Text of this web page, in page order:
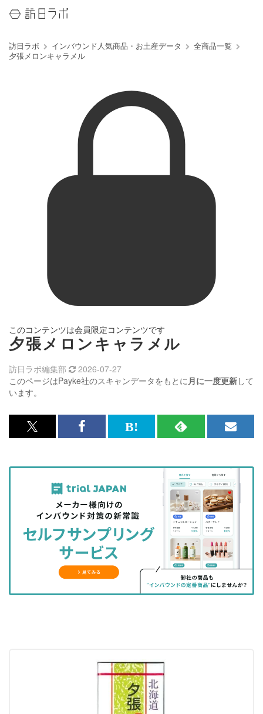
訪日ラボ インバウンド人気商品・お土産データ
全商品一覧
夕張メロンキャラメル
このコンテンツは会員限定コンテンツです
夕張メロンキャラメル
このページはPayke社のスキャンデータをもとに月に一度更新して
います。
訪日ラボ編集部 2026-07-27
x<br>
記
を
シ
ェ
る
Facebook<br>
記
事
を
シ
ェ
ア
す
る
は
な
ッ
ク
マ
に
RSS
記
事
を
購
読
す
る
メ
マ
ガ
登
録
す
る